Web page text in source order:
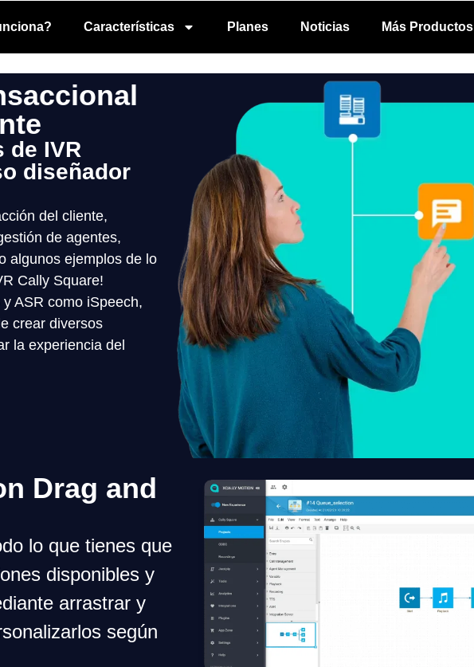
Características Planes Noticias Más Productos
de IVR
diseñador
del cliente,
de agentes,
algunos ejemplos de lo
Cally Square!
ASR como iSpeech,
crear diversos
la experiencia del
Drag and
lo que tienes que
disponibles y
arrastrar y
según